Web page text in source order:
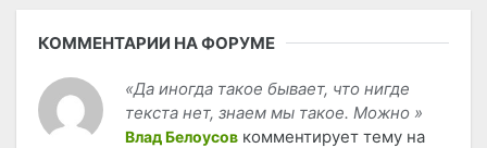
КОММЕНТАРИИ НА ФОРУМЕ
«Да иногда такое бывает, что нигде
текста нет, знаем мы такое. Можно »
Влад Белоусов комментирует тему на